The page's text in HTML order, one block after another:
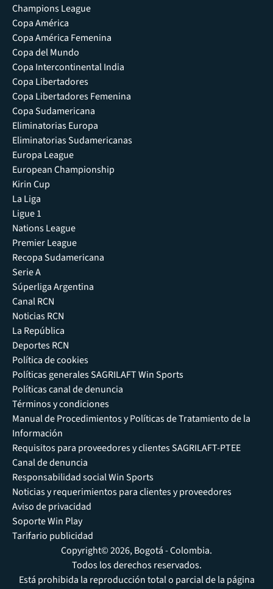
Champions League
Copa América
Copa América Femenina
Copa del Mundo
Copa Intercontinental India
Copa Libertadores
Copa Libertadores Femenina
Copa Sudamericana
Eliminatorias Europa
Eliminatorias Sudamericanas
Europa League
European Championship
Kirin Cup
La Liga
Ligue 1
Nations League
Premier League
Recopa Sudamericana
Serie A
Súperliga Argentina
Canal RCN
Noticias RCN
La República
Deportes RCN
Política de cookies
Políticas generales SAGRILAFT Win Sports
Políticas canal de denuncia
Términos y condiciones
Manual de Procedimientos y Políticas de Tratamiento de la
Información
Requisitos para proveedores y clientes SAGRILAFT-PTEE
Canal de denuncia
Responsabilidad social Win Sports
Noticias y requerimientos para clientes y proveedores
Aviso de privacidad
Soporte Win Play
Tarifario publicidad
Copyright© 2026, Bogotá - Colombia.
Todos los derechos reservados.
Está prohibida la reproducción total o parcial de la página